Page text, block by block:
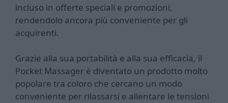
incluso in offerte speciali e promozioni,
rendendolo ancora più conveniente per gli
acquirenti.
Grazie alla sua portabilità e alla sua efficacia, il
Pocket Massager è diventato un prodotto molto
popolare tra coloro che cercano un modo
conveniente per rilassarsi e allentare le tensioni